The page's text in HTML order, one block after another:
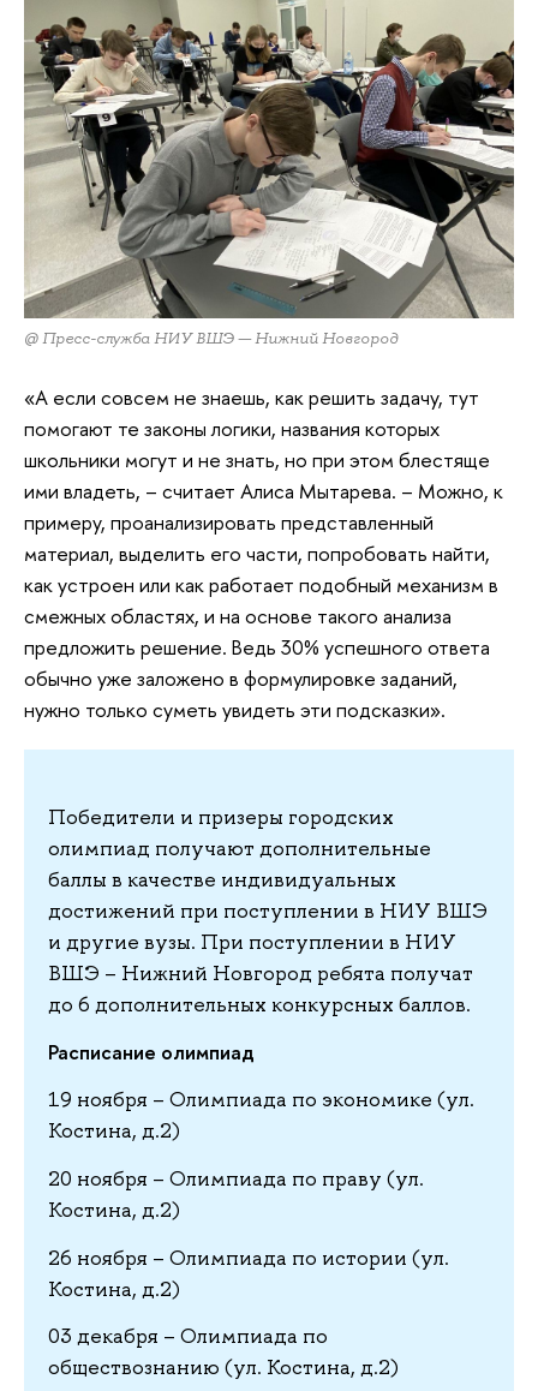
@ Пресс-служба НИУ ВШЭ — Нижний Новгород
«А если совсем не знаешь, как решить задачу, тут
помогают те законы логики, названия которых
школьники могут и не знать, но при этом блестяще
ими владеть, – считает Алиса Мытарева. – Можно, к
примеру, проанализировать представленный
материал, выделить его части, попробовать найти,
как устроен или как работает подобный механизм в
смежных областях, и на основе такого анализа
предложить решение. Ведь 30% успешного ответа
обычно уже заложено в формулировке заданий,
нужно только суметь увидеть эти подсказки».
Победители и призеры городских
олимпиад получают дополнительные
баллы в качестве индивидуальных
достижений при поступлении в НИУ ВШЭ
и другие вузы. При поступлении в НИУ
ВШЭ – Нижний Новгород ребята получат
до 6 дополнительных конкурсных баллов.
Расписание олимпиад
19 ноября – Олимпиада по экономике (ул.
Костина, д.2)
20 ноября – Олимпиада по праву (ул.
Костина, д.2)
26 ноября – Олимпиада по истории (ул.
Костина, д.2)
03 декабря – Олимпиада по
обществознанию (ул. Костина, д.2)